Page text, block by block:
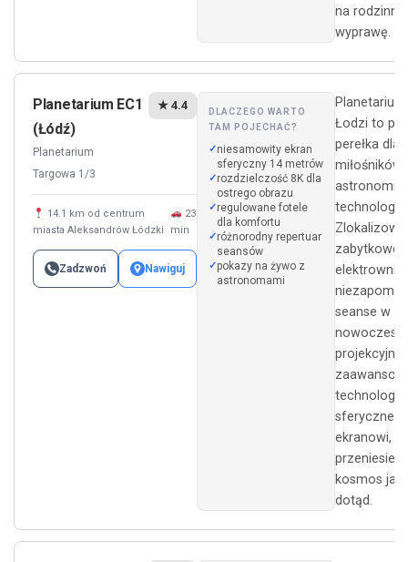
na rodzinną
wyprawę.
Planetarium EC1
(Łódź)
Planetarium
Targowa 1/3
★ 4.4
14.1 km od centrum
miasta Aleksandrów Łódzki
23
min
Zadzwoń Nawiguj
DLACZEGO WARTO
TAM POJECHAĆ?
niesamowity ekran
sferyczny 14 metrów
rozdzielczość 8K dla
ostrego obrazu
regulowane fotele
dla komfortu
różnorodny repertuar
seansów
pokazy na żywo z
astronomami
Łodzi to
perełka dla
miłośników
astronomii i
technologii.
zabytkowej
elektrowni,
seanse w
technologii
ekranowi,
kosmos jak
dotąd.